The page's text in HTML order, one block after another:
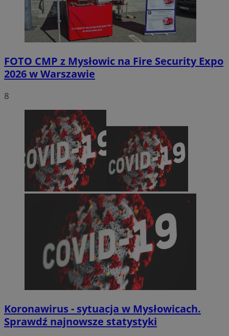
FOTO CMP z Mysłowic na Fire Security Expo
2026 w Warszawie
8
Koronawirus - sytuacja w Mysłowicach.
Sprawdź najnowsze statystyki